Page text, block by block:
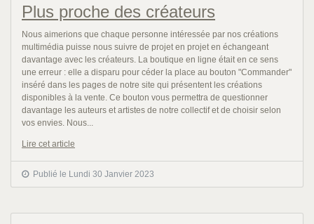
Plus proche des créateurs
Nous aimerions que chaque personne intéressée par nos créations
multimédia puisse nous suivre de projet en projet en échangeant
davantage avec les créateurs. La boutique en ligne était en ce sens
une erreur : elle a disparu pour céder la place au bouton "Commander"
inséré dans les pages de notre site qui présentent les créations
disponibles à la vente. Ce bouton vous permettra de questionner
davantage les auteurs et artistes de notre collectif et de choisir selon
vos envies. Nous...
Lire cet article
Publié le Lundi 30 Janvier 2023